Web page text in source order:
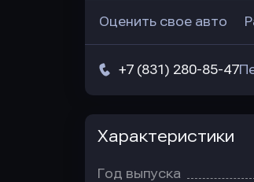
Оценить свое авто
+7 (831) 280-85-47
Характеристики
Год выпуска